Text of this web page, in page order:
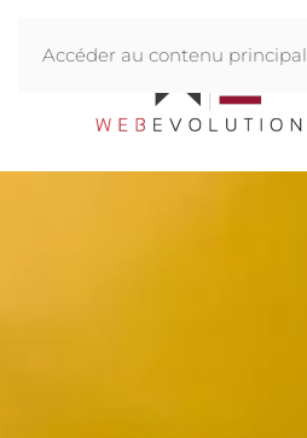
Accéder au contenu principal